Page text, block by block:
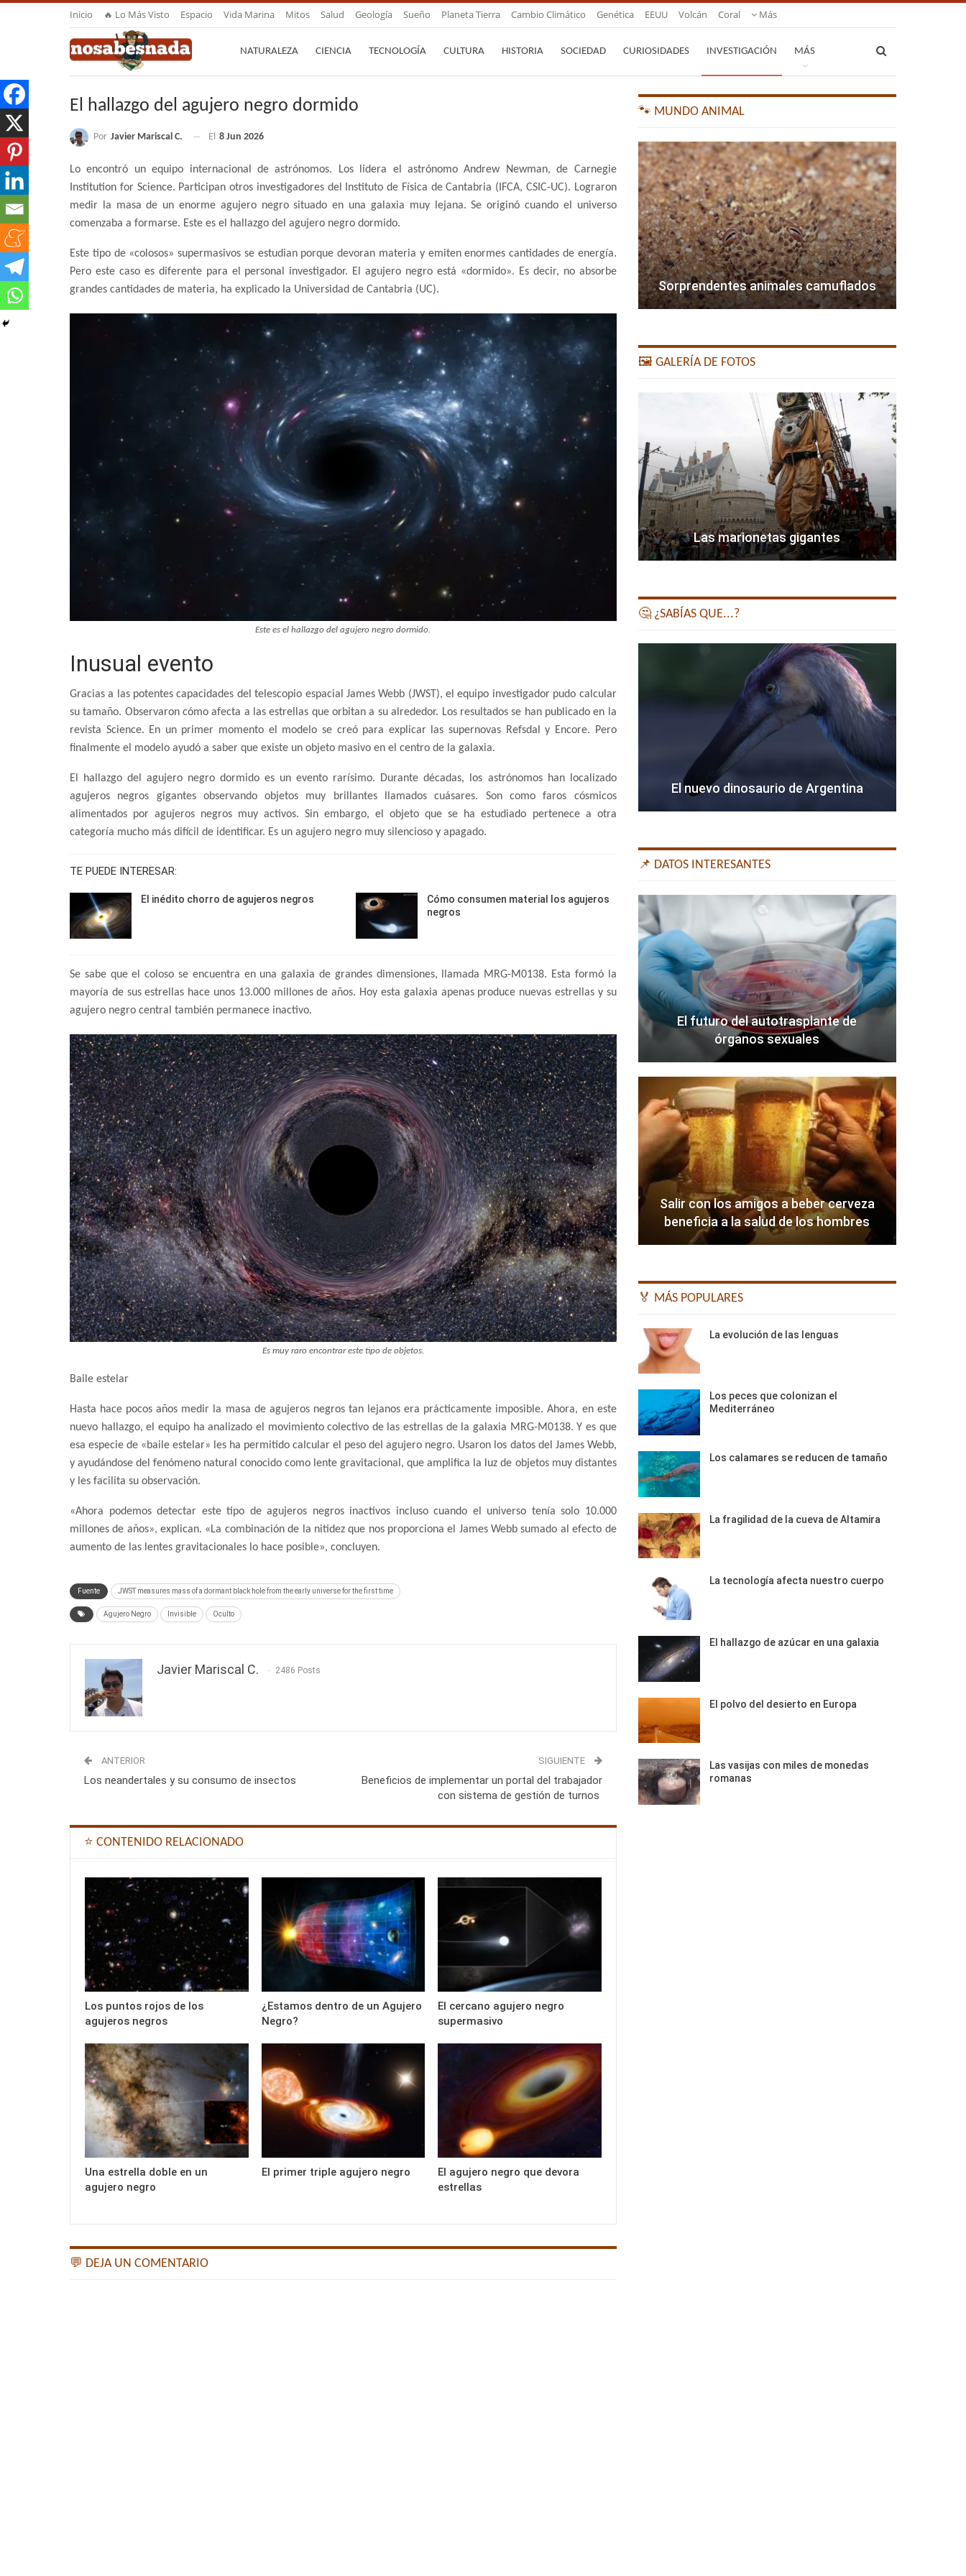
Inicio 🔥 Lo Más Visto Espacio Vida Marina Mitos Salud Geología Sueño Planeta Tierra Cambio Climático Genética EEUU Volcán Coral Más
NATURALEZA CIENCIA TECNOLOGÍA CULTURA HISTORIA SOCIEDAD CURIOSIDADES INVESTIGACIÓN MÁS
El hallazgo del agujero negro dormido
Por Javier Mariscal C. El 8 Jun 2026
Lo encontró un equipo internacional de astrónomos. Los lidera el astrónomo Andrew Newman, de Carnegie
Institution for Science. Participan otros investigadores del Instituto de Física de Cantabria (IFCA, CSIC-UC). Lograron
medir la masa de un enorme agujero negro situado en una galaxia muy lejana. Se originó cuando el universo
comenzaba a formarse. Este es el hallazgo del agujero negro dormido.
Este tipo de «colosos» supermasivos se estudian porque devoran materia y emiten enormes cantidades de energía.
Pero este caso es diferente para el personal investigador. El agujero negro está «dormido». Es decir, no absorbe
grandes cantidades de materia, ha explicado la Universidad de Cantabria (UC).
Este es el hallazgo del agujero negro dormido.
Inusual evento
Gracias a las potentes capacidades del telescopio espacial James Webb (JWST), el equipo investigador pudo calcular
su tamaño. Observaron cómo afecta a las estrellas que orbitan a su alrededor. Los resultados se han publicado en la
revista Science. En un primer momento el modelo se creó para explicar las supernovas Refsdal y Encore. Pero
finalmente el modelo ayudó a saber que existe un objeto masivo en el centro de la galaxia.
El hallazgo del agujero negro dormido es un evento rarísimo. Durante décadas, los astrónomos han localizado
agujeros negros gigantes observando objetos muy brillantes llamados cuásares. Son como faros cósmicos
alimentados por agujeros negros muy activos. Sin embargo, el objeto que se ha estudiado pertenece a otra
categoría mucho más difícil de identificar. Es un agujero negro muy silencioso y apagado.
TE PUEDE INTERESAR:
El inédito chorro de agujeros negros
Cómo consumen material los agujeros
negros
Se sabe que el coloso se encuentra en una galaxia de grandes dimensiones, llamada MRG-M0138. Esta formó la
mayoría de sus estrellas hace unos 13.000 millones de años. Hoy esta galaxia apenas produce nuevas estrellas y su
agujero negro central también permanece inactivo.
Es muy raro encontrar este tipo de objetos.
Baile estelar
Hasta hace pocos años medir la masa de agujeros negros tan lejanos era prácticamente imposible. Ahora, en este
nuevo hallazgo, el equipo ha analizado el movimiento colectivo de las estrellas de la galaxia MRG-M0138. Y es que
esa especie de «baile estelar» les ha permitido calcular el peso del agujero negro. Usaron los datos del James Webb,
y ayudándose del fenómeno natural conocido como lente gravitacional, que amplifica la luz de objetos muy distantes
y les facilita su observación.
«Ahora podemos detectar este tipo de agujeros negros inactivos incluso cuando el universo tenía solo 10.000
millones de años», explican. «La combinación de la nitidez que nos proporciona el James Webb sumado al efecto de
aumento de las lentes gravitacionales lo hace posible», concluyen.
Fuente JWST measures mass of a dormant black hole from the early universe for the first time
Agujero Negro Invisible Oculto
Javier Mariscal C. 2486 Posts
ANTERIOR
Los neandertales y su consumo de insectos
SIGUIENTE
Beneficios de implementar un portal del trabajador
con sistema de gestión de turnos
⭐ CONTENIDO RELACIONADO
Los puntos rojos de los
agujeros negros
¿Estamos dentro de un Agujero
Negro?
El cercano agujero negro
supermasivo
Una estrella doble en un
agujero negro
El primer triple agujero negro
El agujero negro que devora
estrellas
💬 DEJA UN COMENTARIO
🐾 MUNDO ANIMAL
Sorprendentes animales camuflados
🖼️ GALERÍA DE FOTOS
Las marionetas gigantes
🤔 ¿SABÍAS QUE...?
El nuevo dinosaurio de Argentina
📌 DATOS INTERESANTES
El futuro del autotrasplante de
órganos sexuales
Salir con los amigos a beber cerveza
beneficia a la salud de los hombres
🏅 MÁS POPULARES
La evolución de las lenguas
Los peces que colonizan el
Mediterráneo
Los calamares se reducen de tamaño
La fragilidad de la cueva de Altamira
La tecnología afecta nuestro cuerpo
El hallazgo de azúcar en una galaxia
El polvo del desierto en Europa
Las vasijas con miles de monedas
romanas